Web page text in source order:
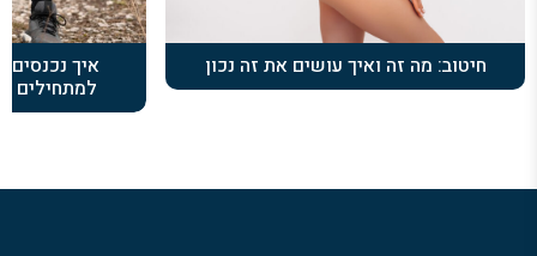
חיטוב: מה זה ואיך עושים את זה נכון איך
למתחילים